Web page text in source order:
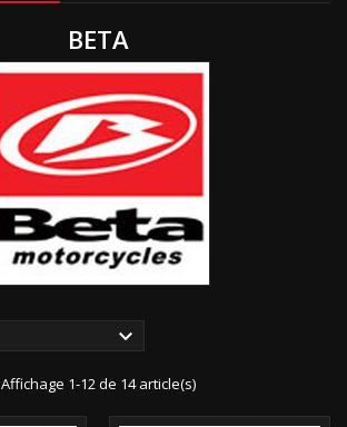
BETA

Affichage 1-12 de 14 article(s)